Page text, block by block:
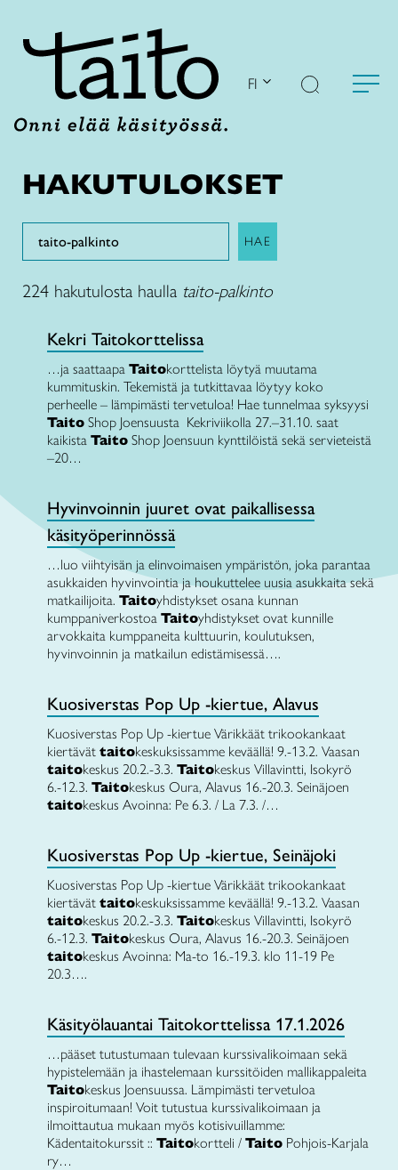
FI
HAKUTULOKSET
HAE
224 hakutulosta haulla taito-palkinto
Kekri Taitokorttelissa
…ja saattaapa Taitokorttelista löytyä muutama
kummituskin. Tekemistä ja tutkittavaa löytyy koko
perheelle – lämpimästi tervetuloa! Hae tunnelmaa syksyysi
Taito Shop Joensuusta Kekriviikolla 27.–31.10. saat
kaikista Taito Shop Joensuun kynttilöistä sekä servieteistä
–20…
Hyvinvoinnin juuret ovat paikallisessa
käsityöperinnössä
…luo viihtyisän ja elinvoimaisen ympäristön, joka parantaa
asukkaiden hyvinvointia ja houkuttelee uusia asukkaita sekä
matkailijoita. Taitoyhdistykset osana kunnan
kumppaniverkostoa Taitoyhdistykset ovat kunnille
arvokkaita kumppaneita kulttuurin, koulutuksen,
hyvinvoinnin ja matkailun edistämisessä….
Kuosiverstas Pop Up -kiertue, Alavus
Kuosiverstas Pop Up -kiertue Värikkäät trikookankaat
kiertävät taitokeskuksissamme keväällä! 9.-13.2. Vaasan
taitokeskus 20.2.-3.3. Taitokeskus Villavintti, Isokyrö
6.-12.3. Taitokeskus Oura, Alavus 16.-20.3. Seinäjoen
taitokeskus Avoinna: Pe 6.3. / La 7.3. /…
Kuosiverstas Pop Up -kiertue, Seinäjoki
Kuosiverstas Pop Up -kiertue Värikkäät trikookankaat
kiertävät taitokeskuksissamme keväällä! 9.-13.2. Vaasan
taitokeskus 20.2.-3.3. Taitokeskus Villavintti, Isokyrö
6.-12.3. Taitokeskus Oura, Alavus 16.-20.3. Seinäjoen
taitokeskus Avoinna: Ma-to 16.-19.3. klo 11-19 Pe
20.3….
Käsityölauantai Taitokorttelissa 17.1.2026
…pääset tutustumaan tulevaan kurssivalikoimaan sekä
hypistelemään ja ihastelemaan kurssitöiden mallikappaleita
Taitokeskus Joensuussa. Lämpimästi tervetuloa
inspiroitumaan! Voit tutustua kurssivalikoimaan ja
ilmoittautua mukaan myös kotisivuillamme:
Kädentaitokurssit :: Taitokortteli / Taito Pohjois-Karjala
ry…